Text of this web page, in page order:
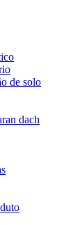
de solo
dach